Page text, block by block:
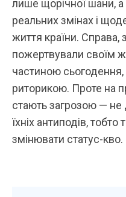
лише щорічної шани,
реальних змінах і
життя країни. Справа,
пожертвували своїм
частиною
риторикою. Проте на
стають загрозою — не
їхніх антиподів, тобто
змінювати статус-кво.